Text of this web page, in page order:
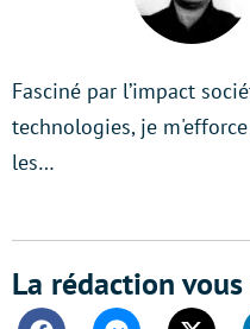
Fasciné par l’impact
technologies, je
les…
La rédaction